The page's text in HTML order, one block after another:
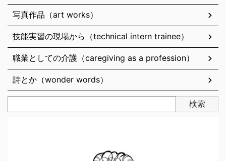
写真作品（art works）
技能実習の現場から（technical intern trainee）
職業としての介護（caregiving as a profession）
詩とか（wonder words）
検索